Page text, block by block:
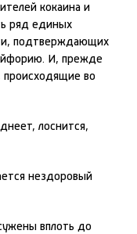
кокаина и
ряд единых
подтверждающих
И, прежде
происходящие во
лоснится,
нездоровый
вплоть до